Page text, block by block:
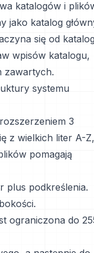
katalogów i
jako katalog
się od
wpisów katalogu,
zawartych.
systemu
3
z wielkich liter A-Z,
pomagają
plus podkreślenia.
ograniczona do